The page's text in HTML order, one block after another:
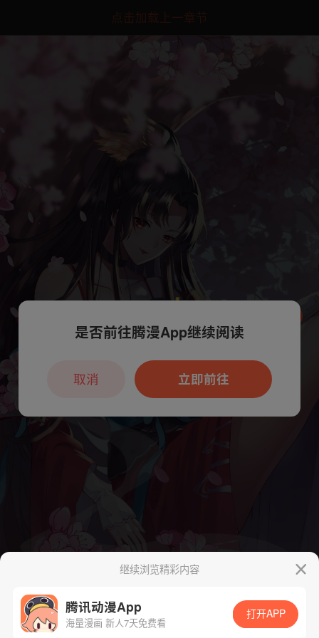
点击加载上一章节
App免费看
继续浏览精彩内容
腾讯动漫App
海量漫画 新人7天免费看
打开APP
本章节仅支持App阅读，可打开App新用
户7天免费看
是否前往腾漫App继续阅读
立即前往
取消